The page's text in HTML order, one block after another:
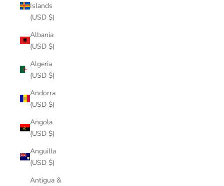
Islands
(USD $)
Albania
(USD $)
Algeria
(USD $)
Andorra
(USD $)
Angola
(USD $)
Anguilla
(USD $)
Antigua &